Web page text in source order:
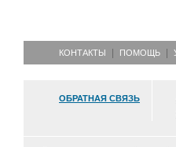
КОНТАКТЫ ПОМОЩЬ
ОБРАТНАЯ СВЯЗЬ